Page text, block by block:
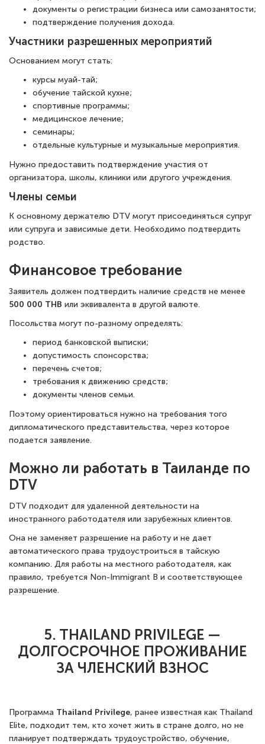
документы о регистрации бизнеса или самозанятости;
подтверждение получения дохода.
Участники разрешенных мероприятий
Основанием могут стать:
курсы муай-тай;
обучение тайской кухне;
спортивные программы;
медицинское лечение;
семинары;
отдельные культурные и музыкальные мероприятия.
Нужно предоставить подтверждение участия от
организатора, школы, клиники или другого учреждения.
Члены семьи
К основному держателю DTV могут присоединяться супруг
или супруга и зависимые дети. Необходимо подтвердить
родство.
Финансовое требование
Заявитель должен подтвердить наличие средств не менее
500 000 THB или эквивалента в другой валюте.
Посольства могут по-разному определять:
период банковской выписки;
допустимость спонсорства;
перечень счетов;
требования к движению средств;
документы членов семьи.
Поэтому ориентироваться нужно на требования того
дипломатического представительства, через которое
подается заявление.
Можно ли работать в Таиланде по
DTV
DTV подходит для удаленной деятельности на
иностранного работодателя или зарубежных клиентов.
Она не заменяет разрешение на работу и не дает
автоматического права трудоустроиться в тайскую
компанию. Для работы на местного работодателя, как
правило, требуется Non-Immigrant B и соответствующее
разрешение.
5. THAILAND PRIVILEGE —
ДОЛГОСРОЧНОЕ ПРОЖИВАНИЕ
ЗА ЧЛЕНСКИЙ ВЗНОС
Программа Thailand Privilege, ранее известная как Thailand
Elite, подходит тем, кто хочет жить в стране долго, но не
планирует подтверждать трудоустройство, обучение,